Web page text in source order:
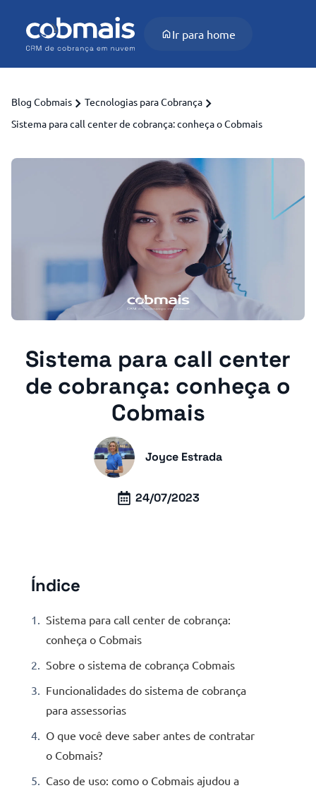
Ir para home
Blog Cobmais
Tecnologias para Cobrança
Sistema para call center de cobrança: conheça o Cobmais
Sistema para call center
de cobrança: conheça o
Cobmais
Joyce Estrada
24/07/2023
Índice
Sistema para call center de cobrança:
conheça o Cobmais
Sobre o sistema de cobrança Cobmais
Funcionalidades do sistema de cobrança
para assessorias
O que você deve saber antes de contratar
o Cobmais?
Caso de uso: como o Cobmais ajudou a